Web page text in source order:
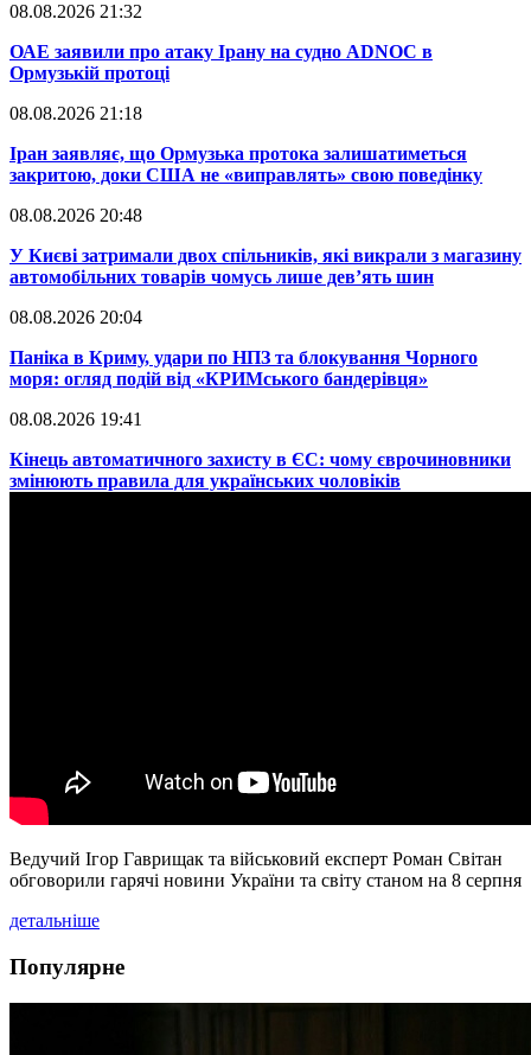
08.08.2026 21:32
​ОАЕ заявили про атаку Ірану на судно ADNOC в
Ормузькій протоці
08.08.2026 21:18
​Іран заявляє, що Ормузька протока залишатиметься
закритою, доки США не «виправлять» свою поведінку
08.08.2026 20:48
​У Києві затримали двох спільників, які викрали з магазину
автомобільних товарів чомусь лише дев’ять шин
08.08.2026 20:04
Паніка в Криму, удари по НПЗ та блокування Чорного
моря: огляд подій від «КРИМського бандерівця»
08.08.2026 19:41
​Кінець автоматичного захисту в ЄС: чому єврочиновники
змінюють правила для українських чоловіків
Ведучий Ігор Гаврищак та військовий експерт Роман Світан
обговорили гарячі новини України та світу станом на 8 серпня
детальніше
Популярне